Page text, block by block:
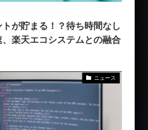
が貯まる！？待ち時間なし
楽天エコシステムとの融合
ニュース